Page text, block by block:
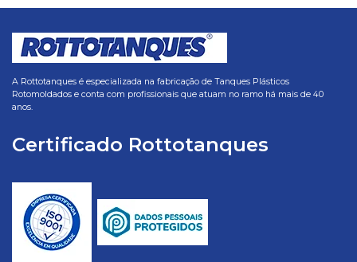
A Rottotanques é especializada na fabricação de Tanques Plásticos
Rotomoldados e conta com profissionais que atuam no ramo há mais de 40
anos.
Certificado Rottotanques